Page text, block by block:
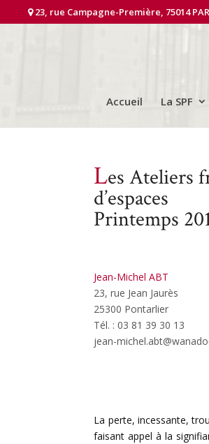
23, rue Campagne-Première, 75014
Accueil La SPF
Les Ateliers
d’espaces
Printemps
Jean-Michel ABT
23, rue Jean Jaurès
25300 Pontarlier
Tél. : 03 81 39 30 13
jean-
La perte, incessante,
faisant appel à la